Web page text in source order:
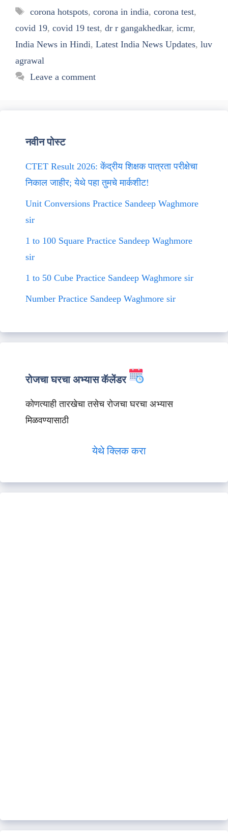
Tags
corona hotspots, corona in india, corona test,
covid 19, covid 19 test, dr r gangakhedkar, icmr,
India News in Hindi, Latest India News Updates, luv
agrawal
Leave a comment
नवीन पोस्ट
CTET Result 2026: केंद्रीय शिक्षक पात्रता परीक्षेचा
निकाल जाहीर; येथे पहा तुमचे मार्कशीट!
Unit Conversions Practice Sandeep Waghmore
sir
1 to 100 Square Practice Sandeep Waghmore
sir
1 to 50 Cube Practice Sandeep Waghmore sir
Number Practice Sandeep Waghmore sir
रोजचा घरचा अभ्यास कॅलेंडर
कोणत्याही तारखेचा तसेच रोजचा घरचा अभ्यास
मिळवण्यासाठी
येथे क्लिक करा